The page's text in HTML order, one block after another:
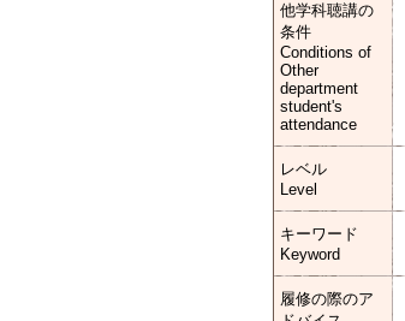
他学科聴講の
条件
Conditions of
Other
department
student's
attendance
レベル
Level
キーワード
Keyword
履修の際のア